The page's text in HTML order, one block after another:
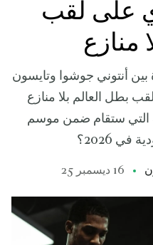
على لقب
منازع
أنتوني جوشوا وتايسون
بطل العالم بلا منازع
التي ستقام ضمن موسم
2026؟
16 ديسمبر 25